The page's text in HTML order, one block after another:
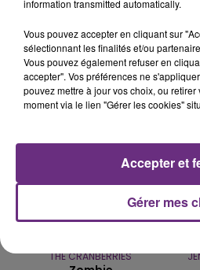
rémois. Le magasin
fermer ses portes.
TITRES DIFFUSÉS
14h04
14h04
THE CRANBERRIES
information transmitted automatically.
Vous pouvez accepter en cliquant sur
sélectionnant les finalités et/ou
Vous pouvez également refuser en
accepter". Vos préférences ne
pouvez mettre à jour vos choix, ou
moment via le lien "Gérer les cookies"
Gérer mes
Accepter et